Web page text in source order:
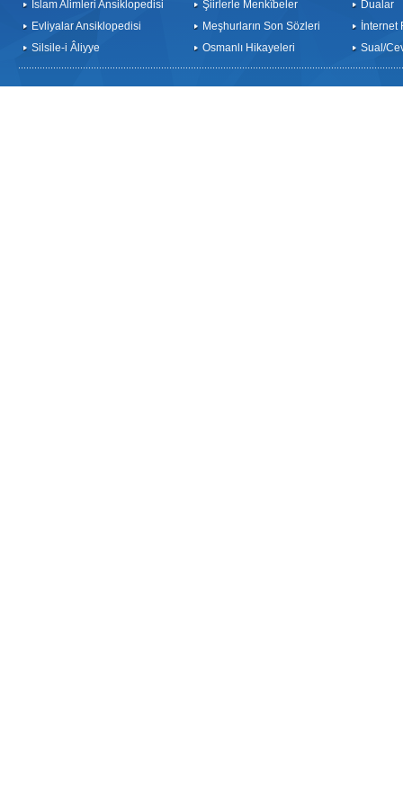
İslam Alimleri Ansiklopedisi
Evliyalar Ansiklopedisi
Silsile-i Âliyye
Şiirlerle Menkîbeler
Meşhurların Son Sözleri
Osmanlı Hikayeleri
Dualar
İnternet
Sual/